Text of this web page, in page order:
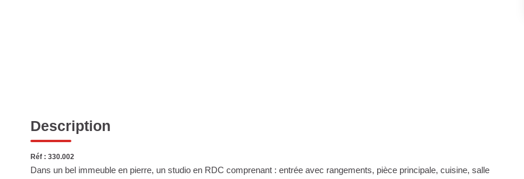
Description
Réf : 330.002
Dans un bel immeuble en pierre, un studio en RDC comprenant : entrée avec rangements, pièce principale, cuisine, salle